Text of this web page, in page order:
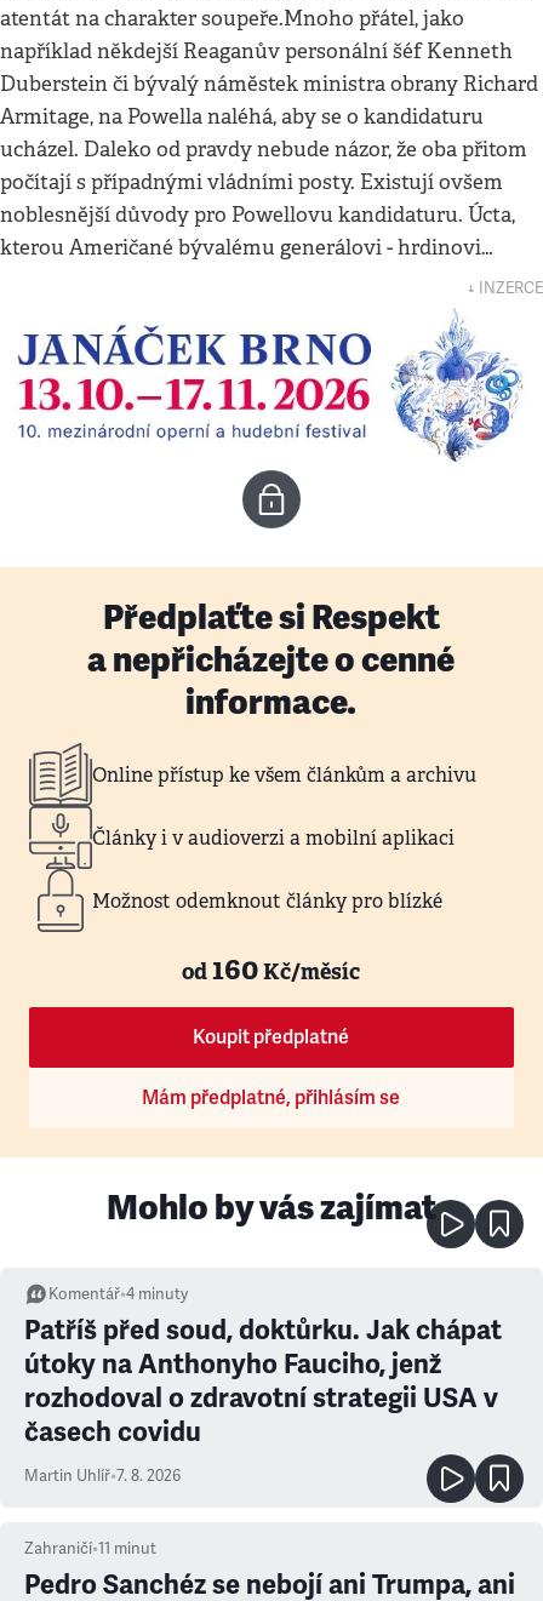
atentát na charakter soupeře.Mnoho přátel, jako
například někdejší Reaganův personální šéf Kenneth
Duberstein či bývalý náměstek ministra obrany Richard
Armitage, na Powella naléhá, aby se o kandidaturu
ucházel. Daleko od pravdy nebude názor, že oba přitom
počítají s případnými vládními posty. Existují ovšem
noblesnější důvody pro Powellovu kandidaturu. Úcta,
kterou Američané bývalému generálovi - hrdinovi…
↓ INZERCE
Předplaťte si Respekt
a nepřicházejte o cenné
informace.
Online přístup ke všem článkům a archivu
Články i v audioverzi a mobilní aplikaci
Možnost odemknout články pro blízké
od160Kč/měsíc
Koupit předplatné
Mám předplatné, přihlásím se
Mohlo by vás zajímat
Komentář•4 minuty
Patříš před soud, doktůrku. Jak chápat
útoky na Anthonyho Fauciho, jenž
rozhodoval o zdravotní strategii USA v
časech covidu
Martin Uhlíř•7. 8. 2026
Zahraničí•11 minut
Pedro Sanchéz se nebojí ani Trumpa, ani